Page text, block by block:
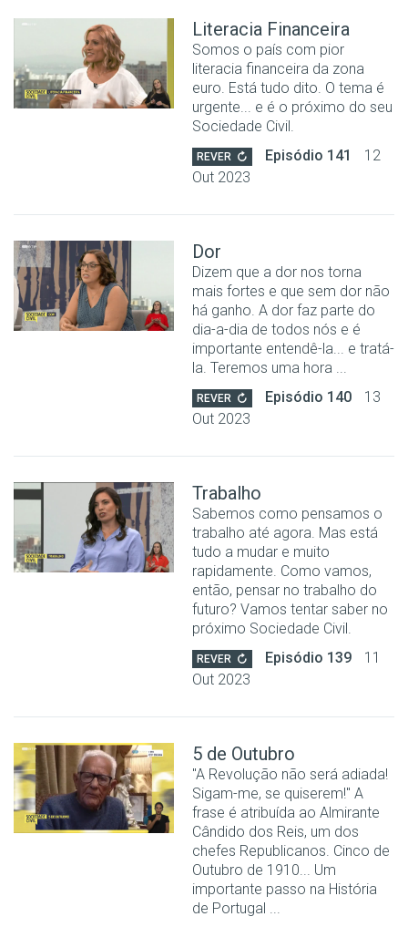
Literacia Financeira
Somos o país com pior
literacia financeira da zona
euro. Está tudo dito. O tema é
urgente... e é o próximo do seu
Sociedade Civil.
REVER Episódio 141
12
Out 2023
Dor
Dizem que a dor nos torna
mais fortes e que sem dor não
há ganho. A dor faz parte do
dia-a-dia de todos nós e é
importante entendê-la... e tratá-
la. Teremos uma hora ...
REVER Episódio 140
13
Out 2023
Trabalho
Sabemos como pensamos o
trabalho até agora. Mas está
tudo a mudar e muito
rapidamente. Como vamos,
então, pensar no trabalho do
futuro? Vamos tentar saber no
próximo Sociedade Civil.
REVER Episódio 139
11
Out 2023
5 de Outubro
"A Revolução não será adiada!
Sigam-me, se quiserem!" A
frase é atribuída ao Almirante
Cândido dos Reis, um dos
chefes Republicanos. Cinco de
Outubro de 1910... Um
importante passo na História
de Portugal ...